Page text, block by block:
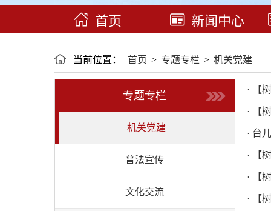
首页 新闻中心
当前位置： 首页 > 专题专栏 > 机关党建
专题专栏
机关党建
普法宣传
文化交流
· 【
· 【
· 台
· 【
· 【
· 【